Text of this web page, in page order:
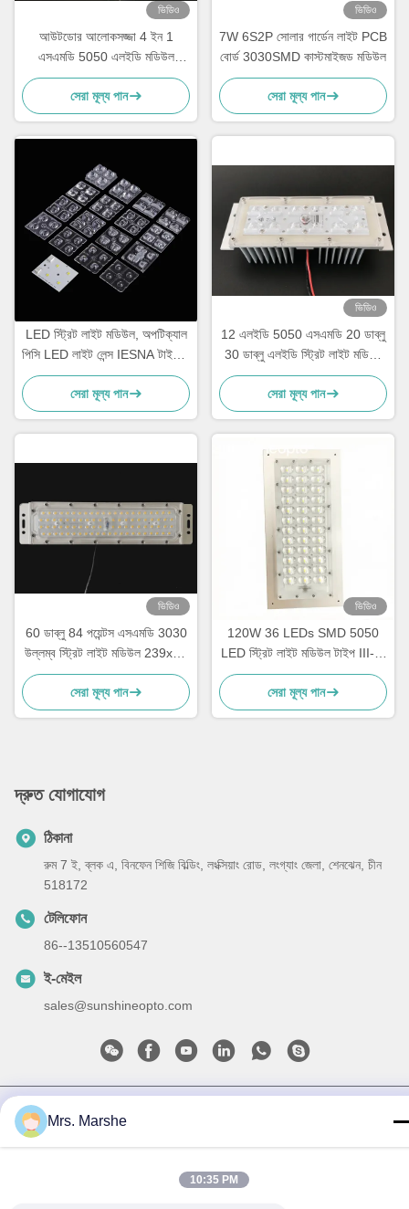
ভিডিও
আউটডোর আলোকসজ্জা 4 ইন 1
এসএমডি 5050 এলইডি মডিউল
10W-15W 150x75 ডিগ্রি লেন্স সহ
জলরোধী
সেরা মূল্য পান
ভিডিও
7W 6S2P সোলার গার্ডেন লাইট PCB
বোর্ড 3030SMD কাস্টমাইজড মডিউল
সেরা মূল্য পান
LED স্ট্রিট লাইট মডিউল, অপটিক্যাল
পিসি LED লাইট লেন্স IESNA টাইপ II
রাস্তা আলো জন্য
সেরা মূল্য পান
ভিডিও
12 এলইডি 5050 এসএমডি 20 ডাব্লু
30 ডাব্লু এলইডি স্ট্রিট লাইট মডিউল
হিটিং সিঙ্ক সহ
সেরা মূল্য পান
ভিডিও
60 ডাব্লু 84 পয়েন্টস এসএমডি 3030
উল্লম্ব স্ট্রিট লাইট মডিউল 239x45
মিমি
সেরা মূল্য পান
ভিডিও
120W 36 LEDs SMD 5050
LED স্ট্রিট লাইট মডিউল টাইপ III-M
বিম অ্যাঙ্গেল লেন্স এবং PCB বোর্ড সহ
সেরা মূল্য পান
দ্রুত যোগাযোগ
ঠিকানা
রুম 7 ই, ব্লক এ, বিনফেন শিজি বিল্ডিং, লংক্সিয়াং রোড, লংগ্যাং জেলা, শেনঝেন, চীন
518172
টেলিফোন
86--13510560547
ই-মেইল
sales@sunshineopto.com
সরবরাহকারী. কপিরাইট © 2014-2026 Sunshine Opto-electronics
Enterprise Co.,ltd . সমস্ত অধিকার সংরক্ষিত.
Mrs. Marshe
10:35 PM